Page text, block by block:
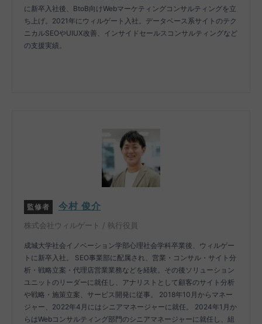
に新卒入社後、BtoB向けWebマーケティングコンサルティングを立
ち上げ。2021年にウィルゲート入社。データベース系サイトのテク
ニカルSEOやUIUX改善、インサイドセールスコンサルティングなど
の支援実績。
監修者 今村 俊介
株式会社ウィルゲート / 執行役員
成城大学社会イノベーション学部心理社会学科卒業後、ウィルゲー
トに新卒入社。 SEO事業部に配属され、営業・コンサル・サイト分
析・戦略立案・代理店営業業務などを経験。その後ソリューション
ユニットのリーダーに就任し、アナリストとして顧客のサイト分析
や戦略・施策立案、サービス開発に従事。 2018年10月からマネー
ジャー、2022年4月にはシニアマネージャーに就任。 2024年1月か
らはWebコンサルティング部門のシニアマネージャーに就任し、組